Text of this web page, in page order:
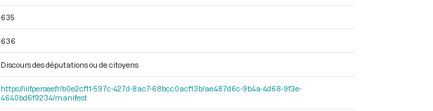
635
636
Discours des députations ou de citoyens
https://iiif.persee.fr/b0e2cf11-597c-427d-8ac7-68bcc0acf13b/ae487d6c-9b4a-4d68-9f3e-
4640bd6f9234/manifest